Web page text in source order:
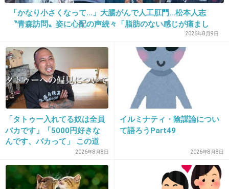
>>24
園崎姉妹は明るいようで重いよね
令の珠姫は最後まで良い子だった…
+0
27. 匿名2026/06/03(水) 11:12:34
彼女、お借りします
七海麻美
28. 匿名 2026/06/03(水) 11:13:24
「かなり小さくなって…」大腸がんで人工肛門…松本人志
〝青森訪問〟姿に心配の声続々「脂肪のない感じが痛まし
2026年8月9日
「タトゥー入れてる奴は全員
バカです」「5000円好きな
んです、バカって」 この道
23年の彫り師YouTuberの動
画が話題
2026年8月8日
イルミナティ・陰謀論につい
て語ろうPart49
2026年8月8日